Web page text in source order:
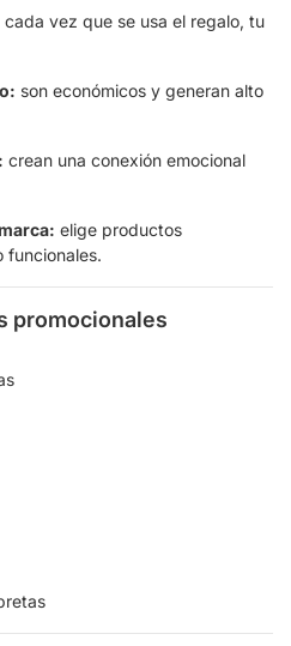
cada vez que se usa el regalo, tu
son económicos y generan alto
crean una conexión emocional
elige productos
funcionales.
promocionales